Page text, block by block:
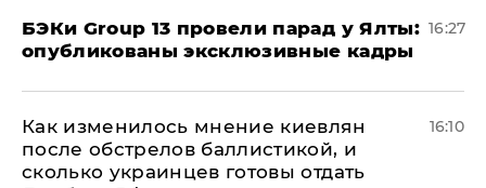
​БЭКи Group 13 провели парад у Ялты:
опубликованы эксклюзивные кадры
16:27
Как изменилось мнение киевлян
после обстрелов баллистикой, и
сколько украинцев готовы отдать
16:10